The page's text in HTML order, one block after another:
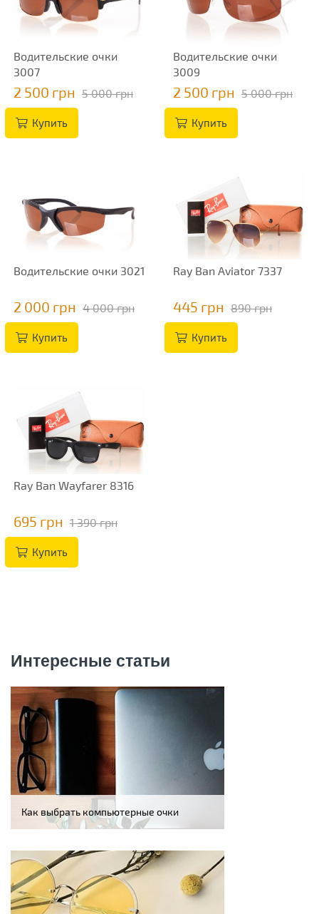
Водительские очки
3007
2 500 грн 5 000 грн
Купить
Водительские очки
3009
2 500 грн 5 000 грн
Купить
Водительские очки 3021
2 000 грн 4 000 грн
Купить
Ray Ban Aviator 7337
445 грн 890 грн
Купить
Ray Ban Wayfarer 8316
695 грн 1 390 грн
Купить
Интересные статьи
Как выбрать компьютерные очки